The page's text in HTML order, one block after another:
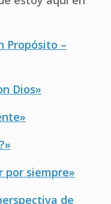
Propósito –
Dios»
por siempre»
de